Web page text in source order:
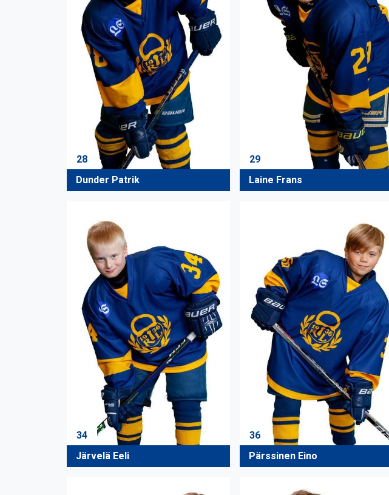
28
Dunder Patrik
29
Laine Frans
34
Järvelä Eeli
36
Pärssinen Eino